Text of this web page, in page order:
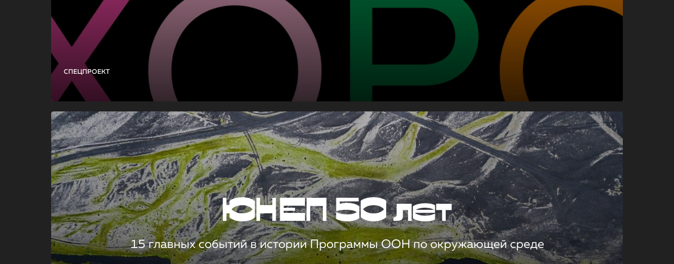
СПЕЦПРОЕКТ
ЮНЕП 50 лет
15 главных событий в истории Программы ООН по окружающей среде